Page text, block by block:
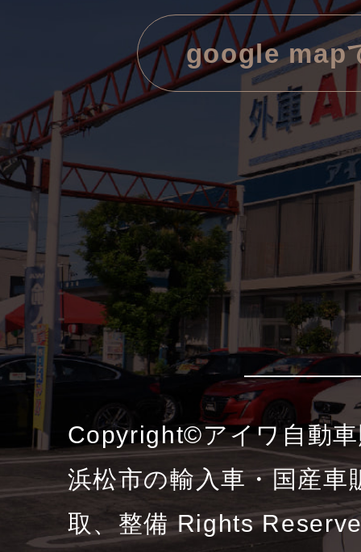
google map
Copyright©アイワ自動
浜松市の輸入車・国産車
取、整備 Rights